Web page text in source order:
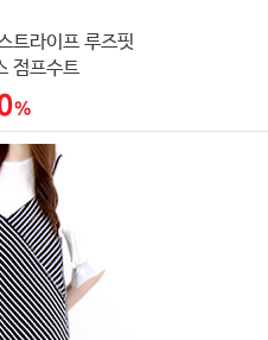
트라이프 루즈핏
점프수트